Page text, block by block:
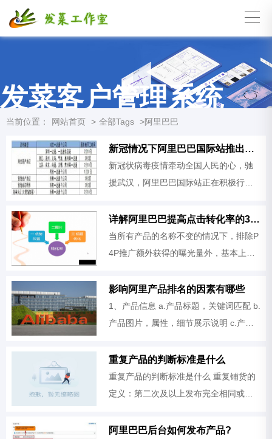
发菜客户管理系统
当前位置： 网站首页 > 全部Tags >阿里巴巴
新冠情况下阿里巴巴国际站推出全新平台运营规则 (2月6日版)
新冠状病毒疫情牵动全国人民的心，驰
援武汉，阿里巴巴国际站正在积极行
天猫国际、菜鸟网络、速卖通、考拉、
天猫海外，在全球范围采购了大批
详解阿里巴巴提高点击转化率的3个主要因素
当所有产品的名称不变的情况下，排除P
4P推广额外获得的曝光量外，基本上一
大体位置息息相关。这个时候，就必须
去关注曝光到点击的点击率，来提高点
影响阿里产品排名的因素有哪些
1、产品信息 a.产品标题，关键词匹配 b.
产品图片，属性，细节展示说明 c.产品
信息 b.整站质量分，产品自然分（重复
铺货，类目放错会拖累分） c.询盘及时
重复产品的判断标准是什么
重复产品的判断标准是什么 重复铺货的
定义：第二次及以上发布完全相同或近
产品信息：产品信息的标题、关键词、
阿里巴巴后台如何发布产品?